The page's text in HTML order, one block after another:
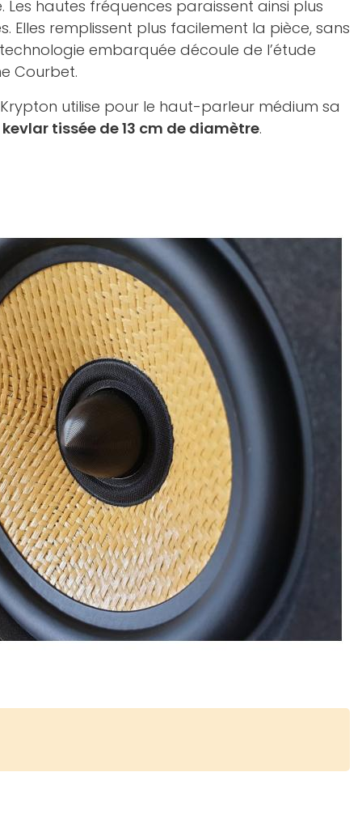
Les hautes fréquences paraissent ainsi plus
Elles remplissent plus facilement la pièce, sans
embarquée découle de l’étude
Courbet.
utilise pour le haut-parleur médium sa
kevlar tissée de 13 cm de diamètre.